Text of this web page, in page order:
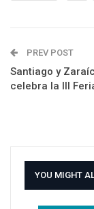
PREV POST
Santiago y
celebra la III
YOU MIGHT